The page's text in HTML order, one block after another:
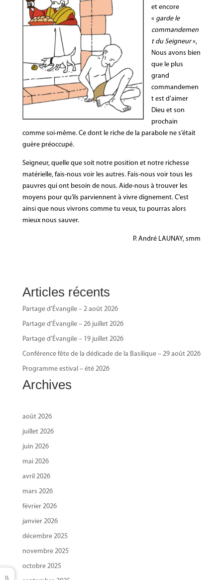
et encore
« garde le
commandemen
t du Seigneur»,
Nous avons bien
que le plus
grand
commandemen
t est d’aimer
Dieu et son
prochain
comme soi-même. Ce dont le riche de la parabole ne s’était
guère préoccupé.
Seigneur, quelle que soit notre position et notre richesse
matérielle, fais-nous voir les autres. Fais-nous voir tous les
pauvres qui ont besoin de nous. Aide-nous à trouver les
moyens pour qu’ils parviennent à vivre dignement. C’est
ainsi que nous vivrons comme tu veux, tu pourras alors
mieux nous sauver.
P. André LAUNAY, smm
Articles récents
Partage d’Évangile – 2 août 2026
Partage d’Évangile – 26 juillet 2026
Partage d’Évangile – 19 juillet 2026
Conférence fête de la dédicade de la Basilique – 29 août 2026
Programme estival – été 2026
Archives
août 2026
juillet 2026
juin 2026
mai 2026
avril 2026
mars 2026
février 2026
janvier 2026
décembre 2025
novembre 2025
octobre 2025